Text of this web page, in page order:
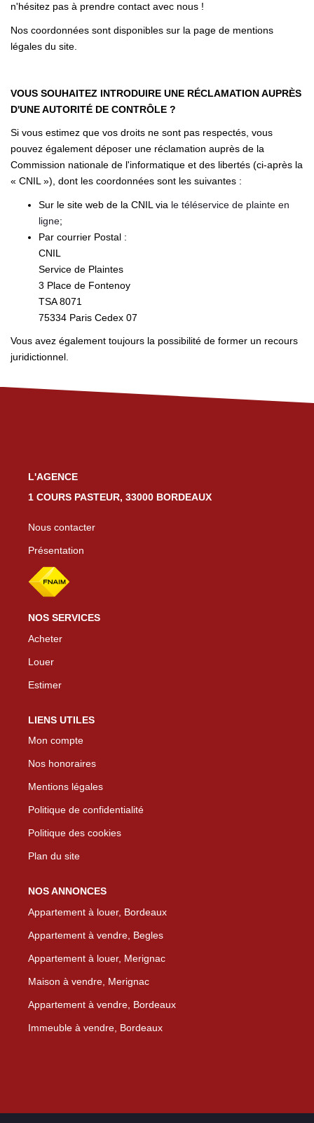
n'hésitez pas à prendre contact avec nous !
Nos coordonnées sont disponibles sur la page de mentions
légales du site.
VOUS SOUHAITEZ INTRODUIRE UNE RÉCLAMATION AUPRÈS
D'UNE AUTORITÉ DE CONTRÔLE ?
Si vous estimez que vos droits ne sont pas respectés, vous
pouvez également déposer une réclamation auprès de la
Commission nationale de l'informatique et des libertés (ci-après la
« CNIL »), dont les coordonnées sont les suivantes :
Sur le site web de la CNIL via le téléservice de plainte en
ligne;
Par courrier Postal :
CNIL
Service de Plaintes
3 Place de Fontenoy
TSA 8071
75334 Paris Cedex 07
Vous avez également toujours la possibilité de former un recours
juridictionnel.
L'AGENCE
1 COURS PASTEUR, 33000 BORDEAUX
Nous contacter
Présentation
NOS SERVICES
Acheter
Louer
Estimer
LIENS UTILES
Mon compte
Nos honoraires
Mentions légales
Politique de confidentialité
Politique des cookies
Plan du site
NOS ANNONCES
Appartement à louer, Bordeaux
Appartement à vendre, Begles
Appartement à louer, Merignac
Maison à vendre, Merignac
Appartement à vendre, Bordeaux
Immeuble à vendre, Bordeaux